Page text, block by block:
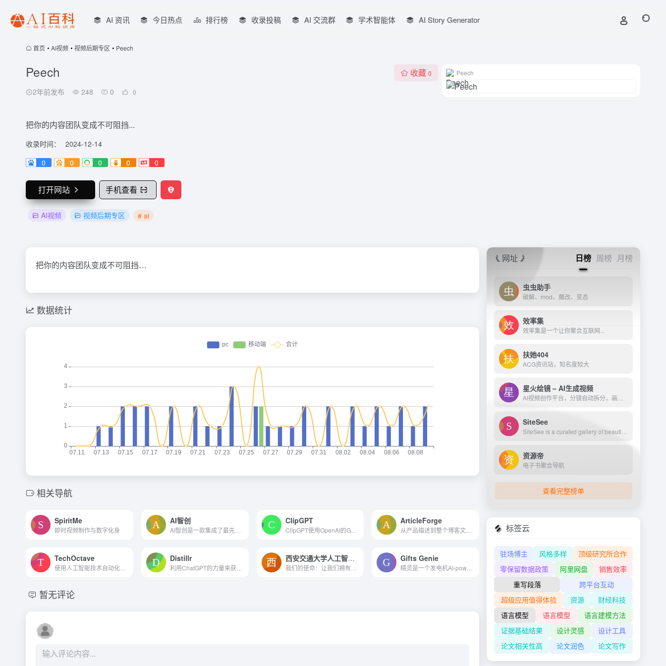
AI 资讯 今日热点 排行榜 收录投稿 AI 交流群 学术智能体 AI Story Generator
首页 • AI视频 • 视频后期专区 • Peech
Peech
2年前发布 248 0 0
收藏 0
把你的内容团队变成不可阻挡...
收录时间：
2024-12-14
0
0 0 0 0
打开网站 手机查看
AI视频 视频后期专区 # ai
Peech
把你的内容团队变成不可阻挡…
数据统计
相关导航
SpiritMe
即时视频制作与数字化身
AI智创
AI智创是一款集成了最先进人工智能技术的全能应用，致力于满足您在工作和生活中的各种需求。
ClipGPT
ClipGPT使用OpenAI的GPT API总结和组织您的笔记和书签
ArticleForge
TechOctave Distillr
利用ChatGPT的力量来获得简明的文章摘要。
西安交通大学人工智能学院 Gifts Genie
暂无评论
网址 日榜 周榜 月榜
虫虫助手
破解、mod、魔改、变态
效率集
效率集是一个让你聚合互联网...
扶她404
ACG资讯站，知名度较大
星火绘镜 – AI生成视频
SiteSee
资源帝
电子书聚合导航
查看完整榜单
标签云
驻场博主 风格多样
顶级研究所合作
零保留数据政策
阿里网盘
销售效率
重写段落
跨平台互动
超级应用值得体验
资源
财经科技
语言模型
语言模型
语言建模方法
证据基础结果
设计灵感
设计工具
论文相关性高
论文润色 论文写作